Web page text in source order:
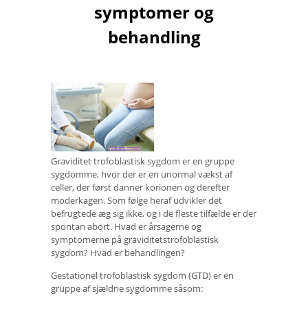
symptomer og
behandling
Graviditet trofoblastisk sygdom er en gruppe
sygdomme, hvor der er en unormal vækst af
celler, der først danner korionen og derefter
moderkagen. Som følge heraf udvikler det
befrugtede æg sig ikke, og i de fleste tilfælde er der
spontan abort. Hvad er årsagerne og
symptomerne på graviditetstrofoblastisk
sygdom? Hvad er behandlingen?
Gestationel trofoblastisk sygdom (GTD) er en
gruppe af sjældne sygdomme såsom: